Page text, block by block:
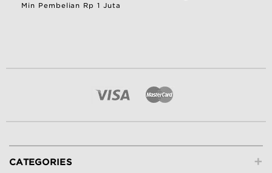
Min Pembelian Rp 1 Juta
+
CATEGORIES